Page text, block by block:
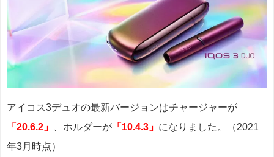
アイコス3デュオの最新バージョンはチャージャーが
「20.6.2」
、ホルダーが 「10.4.3」 になりました。（2021
年3月時点）